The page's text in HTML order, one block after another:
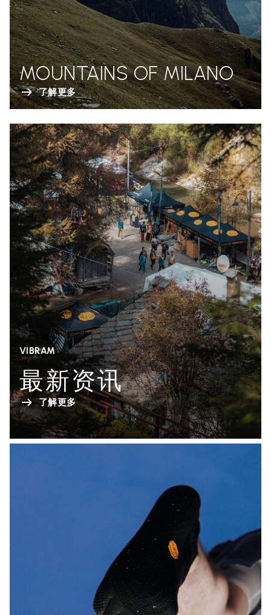
MOUNTAINS OF MILANO
了解更多
VIBRAM
最新资讯
了解更多